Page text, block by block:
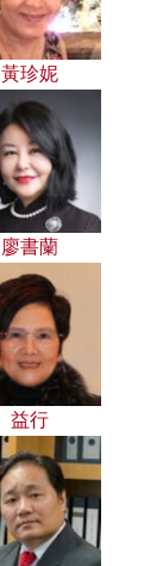
黃珍妮
廖書蘭
益行